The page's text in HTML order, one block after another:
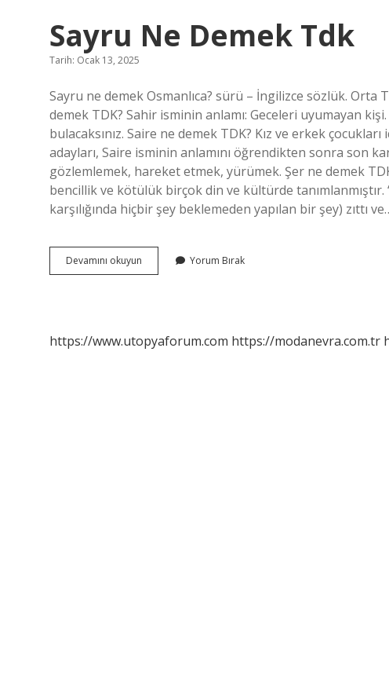
Sayru Ne Demek Tdk
Tarih: Ocak 13, 2025
Sayru ne demek Osmanlıca? sürü – İngilizce sözlük.
demek TDK? Sahir isminin anlamı: Geceleri uyumayan
bulacaksınız. Saire ne demek TDK? Kız ve erkek
adayları, Saire isminin anlamını öğrendikten sonra son
gözlemlemek, hareket etmek, yürümek. Şer ne demek
bencillik ve kötülük birçok din ve kültürde tanımlanmıştır.
karşılığında hiçbir şey beklemeden yapılan bir şey) zıttı
Devamını okuyun
Ne
Yorum Bırak
https://www.utopyaforum.com https://modanevra.com.tr